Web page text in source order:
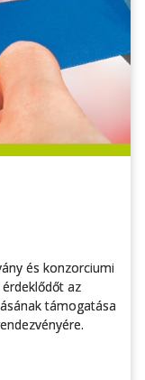
és konzorciumi
az
támogatása